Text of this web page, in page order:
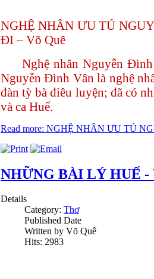
NGHỆ NHÂN ƯU TÚ
ĐI – Võ Quê
Nghệ nhân Nguyễn
Nguyễn Đình Vân là nghệ
đàn tỳ bà điêu luyện; đã có
và ca Huế.
Read more: NGHỆ NHÂN ƯU TÚ
NHỮNG BÀI LÝ HUẾ -
Details
Category: Thơ
Published Date
Written by Võ Quê
Hits: 2983